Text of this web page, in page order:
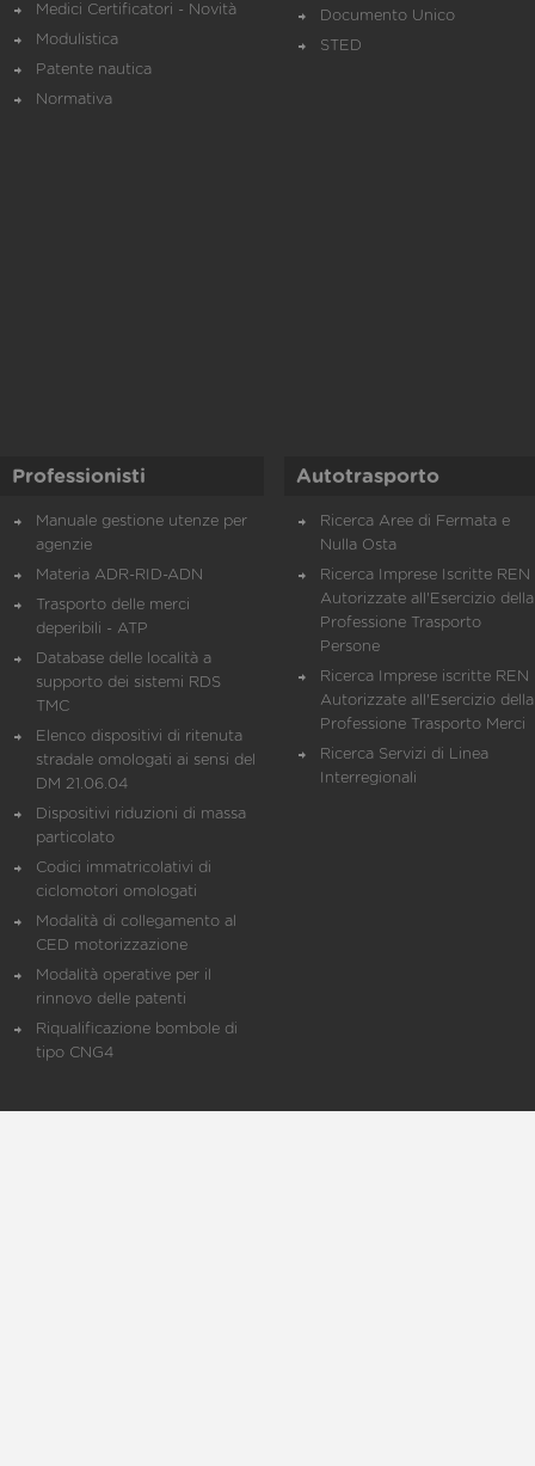
Medici Certificatori - Novità
Modulistica
Patente nautica
Normativa
Documento Unico
STED
Professionisti
Manuale gestione utenze per
agenzie
Materia ADR-RID-ADN
Trasporto delle merci
deperibili - ATP
Database delle località a
supporto dei sistemi RDS
TMC
Elenco dispositivi di ritenuta
stradale omologati ai sensi del
DM 21.06.04
Dispositivi riduzioni di massa
particolato
Codici immatricolativi di
ciclomotori omologati
Modalità di collegamento al
CED motorizzazione
Modalità operative per il
rinnovo delle patenti
Riqualificazione bombole di
tipo CNG4
Autotrasporto
Ricerca Aree di Fermata e
Nulla Osta
Ricerca Imprese Iscritte REN
Autorizzate all'Esercizio della
Professione Trasporto
Persone
Ricerca Imprese iscritte REN
Autorizzate all'Esercizio della
Professione Trasporto Merci
Ricerca Servizi di Linea
Interregionali